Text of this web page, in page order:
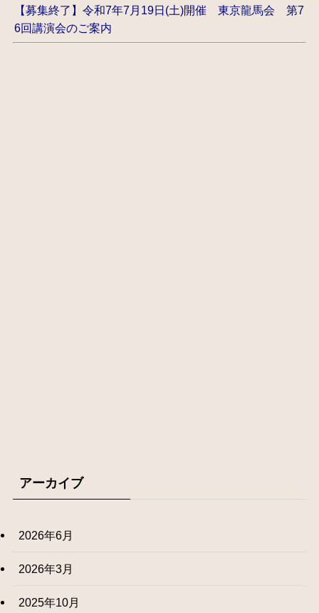
【募集終了】令和7年7月19日(土)開催 東京龍馬会 第7
6回講演会のご案内
アーカイブ
2026年6月
2026年3月
2025年10月